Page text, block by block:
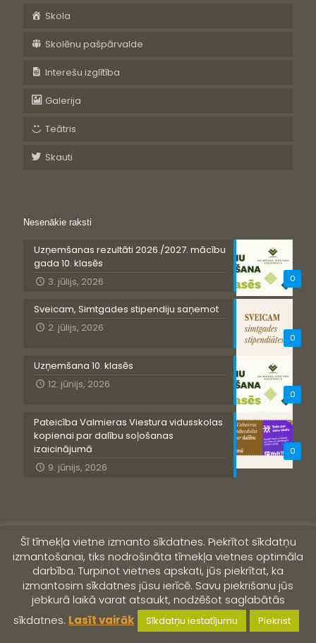
Skola
Skolēnu pašpārvalde
Interešu izglītība
Galerija
Teātris
Skauti
Nesenākie raksti
0
Uzņemšanas rezultāti 2026./2027. mācību
gada 10. klasēs
3. jūlijs, 2026
0
Sveicam, Simtgades stipendiju saņemot
2. jūlijs, 2026
0
Uzņemšana 10. klasēs
12. jūnijs, 2026
0
Pateicība Valmieras Viestura vidusskolas
kopienai par dalību soļošanas
izaicinājumā
9. jūnijs, 2026
© 2019 Valmieras Viestura vidusskola
Šī tīmekļa vietne izmanto sīkdatnes. Piekrītot sīkdatņu
izmantošanai, tiks nodrošināta tīmekļa vietnes optimāla
darbība. Turpinot vietnes apskati, jūs piekrītat, ka
izmantosim sīkdatnes jūsu ierīcē. Savu piekrišanu jūs
jebkurā laikā varat atsaukt, nodzēšot saglabātās
sīkdatnes. Lasīt vairāk Sīkdatņu iestatījumu Piekrist